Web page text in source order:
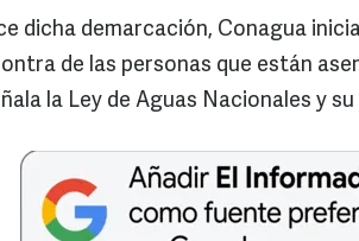
dicha demarcación, Conagua
de las personas que están
la Ley de Aguas Nacionales y